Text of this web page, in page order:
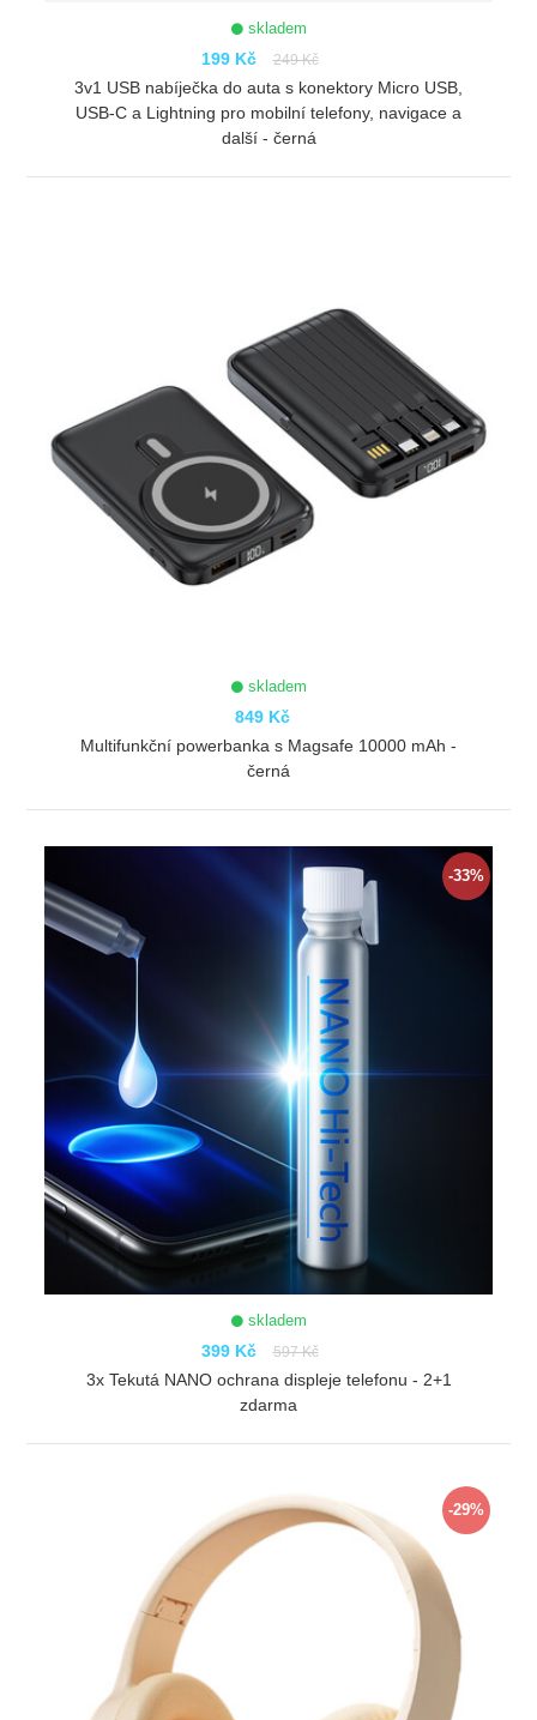
skladem
199 Kč 249 Kč
3v1 USB nabíječka do auta s konektory Micro USB,
USB-C a Lightning pro mobilní telefony, navigace a
další - černá
skladem
849 Kč
ZOBRAZIT
Multifunkční powerbanka s Magsafe 10000 mAh -
černá
-33%
skladem
399 Kč 597 Kč
3x Tekutá NANO ochrana displeje telefonu - 2+1
zdarma
-29%